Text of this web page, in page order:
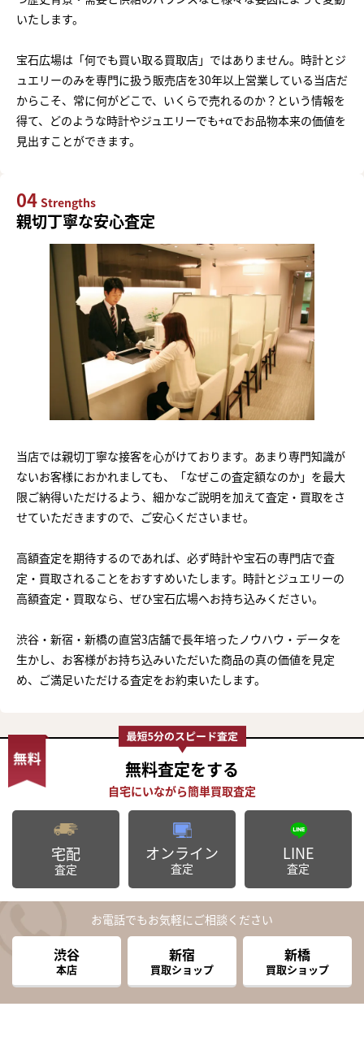
いたします。
宝石広場は「何でも買い取る買取店」ではありません。時計とジ
ュエリーのみを専門に扱う販売店を30年以上営業している当店だ
からこそ、常に何がどこで、いくらで売れるのか？という情報を
得て、どのような時計やジュエリーでも+αでお品物本来の価値を
見出すことができます。
04 Strengths
親切丁寧な安心査定
当店では親切丁寧な接客を心がけております。あまり専門知識が
ないお客様におかれましても、「なぜこの査定額なのか」を最大
限ご納得いただけるよう、細かなご説明を加えて査定・買取をさ
せていただきますので、ご安心くださいませ。
高額査定を期待するのであれば、必ず時計や宝石の専門店で査
定・買取されることをおすすめいたします。時計とジュエリーの
高額査定・買取なら、ぜひ宝石広場へお持ち込みください。
渋谷・新宿・新橋の直営3店舗で長年培ったノウハウ・データを
生かし、お客様がお持ち込みいただいた商品の真の価値を見定
め、ご満足いただける査定をお約束いたします。
無料査定をする
宅配
査定
オンライン
査定
LINE
査定
お電話でもお気軽にご相談ください
渋谷
本店
新宿
買取ショップ
新橋
買取ショップ